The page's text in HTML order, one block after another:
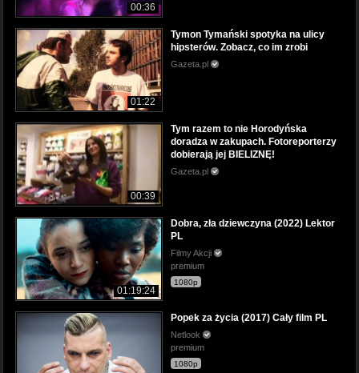
00:36
01:22
Tymon Tymański spotyka na ulicy
hipsterów. Zobacz, co im zrobi
Gazeta.pl
00:39
Tym razem to nie Horodyńska
doradza w zakupach. Fotoreporterzy
dobierają jej BIELIZNĘ!
Gazeta.pl
01:19:24
Dobra, zła dziewczyna (2022) Lektor
PL
Filmy Akcji
premium
1080p
Popek za życia (2017) Cały film PL
Netlook
premium
1080p